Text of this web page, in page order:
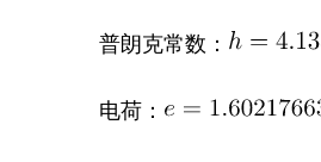
普朗克常数：
电荷：